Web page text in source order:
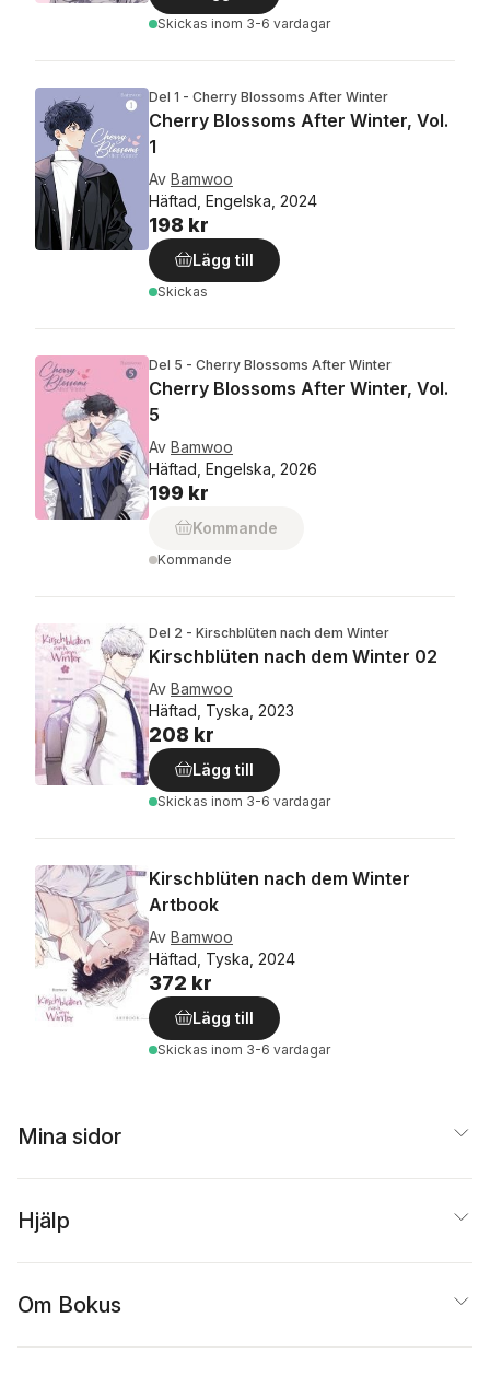
Skickas inom 3-6 vardagar
Del 1 - Cherry Blossoms After Winter
Cherry Blossoms After Winter, Vol.
1
Av Bamwoo
Häftad, Engelska, 2024
198 kr
Lägg till
Skickas
Del 5 - Cherry Blossoms After Winter
Cherry Blossoms After Winter, Vol.
5
Av Bamwoo
Häftad, Engelska, 2026
199 kr
Kommande
Kommande
Del 2 - Kirschblüten nach dem Winter
Kirschblüten nach dem Winter 02
Av Bamwoo
Häftad, Tyska, 2023
208 kr
Lägg till
Skickas inom 3-6 vardagar
Kirschblüten nach dem Winter
Artbook
Av Bamwoo
Häftad, Tyska, 2024
372 kr
Lägg till
Skickas inom 3-6 vardagar
Mina sidor
Hjälp
Om Bokus